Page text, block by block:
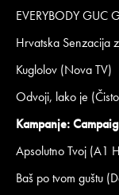
EVERYBODY GUC
Hrvatska Senzacija
Kuglolov (Nova TV)
Odvoji, lako je
Kampanje:
Apsolutno Tvoj (A1
Baš po tvom guštu